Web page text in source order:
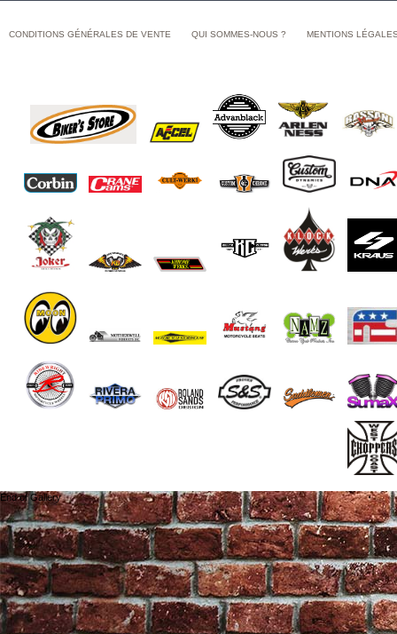
CONDITIONS GÉNÉRALES DE VENTE QUI SOMMES-NOUS ? MENTIONS
End of Gallery